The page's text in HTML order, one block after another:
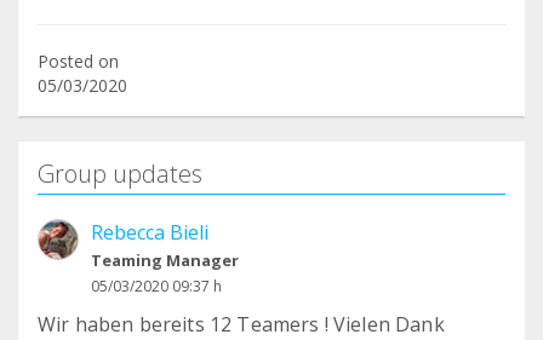
Posted on
05/03/2020
Group updates
Rebecca Bieli
Teaming Manager
05/03/2020 09:37 h
Wir haben bereits 12 Teamers ! Vielen Dank